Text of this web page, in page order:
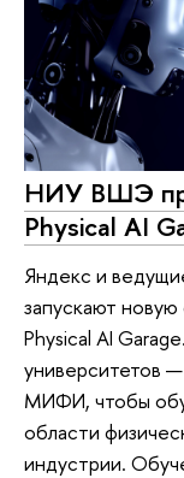
НИУ ВШЭ
Physical AI
Яндекс и
запускают
Physical AI
МИФИ, чтобы
области
индустрии.